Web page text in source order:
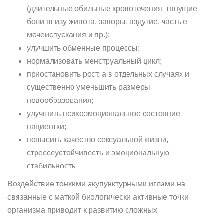
(длительные обильные кровотечения, тянущие
боли внизу живота, запоры, вздутие, частые
мочеиспускания и пр.);
улучшить обменные процессы;
нормализовать менструальный цикл;
приостановить рост, а в отдельных случаях и
существенно уменьшить размеры
новообразования;
улучшить психоэмоциональное состояние
пациентки;
повысить качество сексуальной жизни,
стрессоустойчивость и эмоциональную
стабильность.
Воздействие тонкими акупунктурными иглами на
связанные с маткой биологически активные точки
организма приводит к развитию сложных